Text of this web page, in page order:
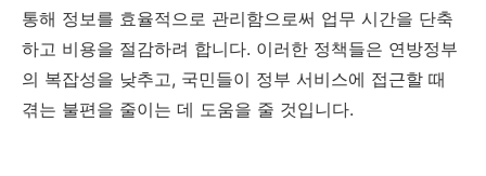
통해 정보를 효율적으로 관리함으로써 업무 시간을 단축
하고 비용을 절감하려 합니다. 이러한 정책들은 연방정부
의 복잡성을 낮추고, 국민들이 정부 서비스에 접근할 때
겪는 불편을 줄이는 데 도움을 줄 것입니다.